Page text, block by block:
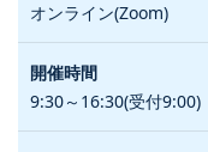
オンライン(Zoom)
9:30～16:30(受付9:00)